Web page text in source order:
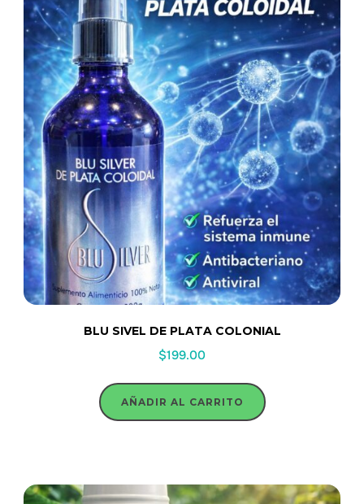
BLU SIVEL DE PLATA COLONIAL
$199.00
AÑADIR AL CARRITO